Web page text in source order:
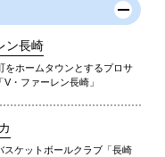
ン長崎
をホームタウンとするプロサ
V・ファーレン長崎」
スケットボールクラブ「長崎